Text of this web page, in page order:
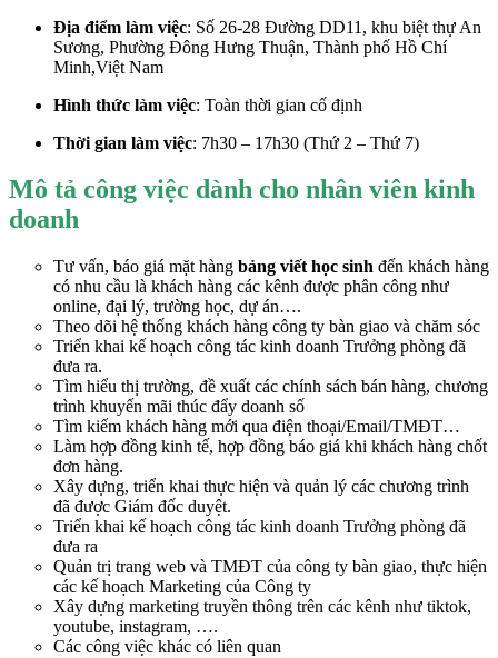
Địa điểm làm việc: Số 26-28 Đường DD11, khu biệt thự An
Sương, Phường Đông Hưng Thuận, Thành phố Hồ Chí
Minh,Việt Nam
Hình thức làm việc: Toàn thời gian cố định
Thời gian làm việc: 7h30 – 17h30 (Thứ 2 – Thứ 7)
Mô tả công việc dành cho nhân viên kinh
doanh
Tư vấn, báo giá mặt hàng bảng viết học sinh đến khách hàng
có nhu cầu là khách hàng các kênh được phân công như
online, đại lý, trường học, dự án….
Theo dõi hệ thống khách hàng công ty bàn giao và chăm sóc
Triển khai kế hoạch công tác kinh doanh Trưởng phòng đã
đưa ra.
Tìm hiểu thị trường, đề xuất các chính sách bán hàng, chương
trình khuyến mãi thúc đẩy doanh số
Tìm kiếm khách hàng mới qua điện thoại/Email/TMĐT…
Làm hợp đồng kinh tế, hợp đồng báo giá khi khách hàng chốt
đơn hàng.
Xây dựng, triển khai thực hiện và quản lý các chương trình
đã được Giám đốc duyệt.
Triển khai kế hoạch công tác kinh doanh Trưởng phòng đã
đưa ra
Quản trị trang web và TMĐT của công ty bàn giao, thực hiện
các kế hoạch Marketing của Công ty
Xây dựng marketing truyền thông trên các kênh như tiktok,
youtube, instagram, ….
Các công việc khác có liên quan